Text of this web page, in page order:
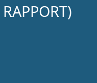
RAPPORT)